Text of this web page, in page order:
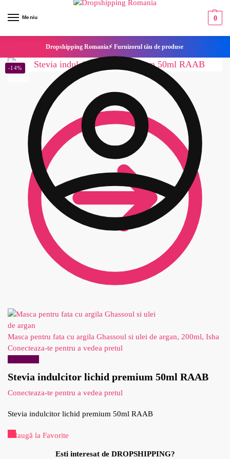
Meniu 0
Dropshipping Romania⚡ Furnizorul tău de produse
Masca pentru fata cu argila Ghassoul si ulei de argan, 200ml, Isha
Conecteaza-te pentru a vedea pretul
Stevia indulcitor lichid premium 50ml RAAB
Conecteaza-te pentru a vedea pretul
-14%
Stevia indulcitor lichid premium 50ml RAAB
Adaugă la Favorite
Esti interesat de DROPSHIPPING?